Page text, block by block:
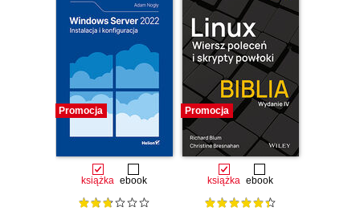
Promocja
książka ebook
Promocja
książka ebook